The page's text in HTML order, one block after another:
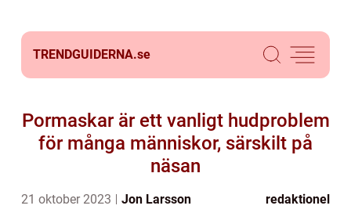
TRENDGUIDERNA.se
Pormaskar är ett vanligt hudproblem
för många människor, särskilt på
näsan
21 oktober 2023 Jon Larsson redaktionel